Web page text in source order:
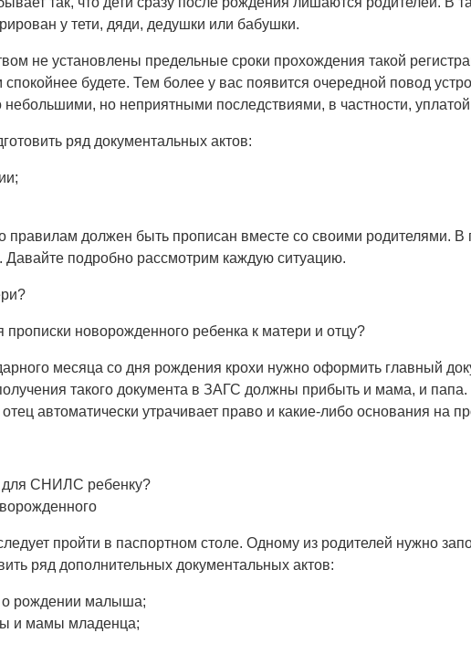
у тети, дяди, дедушки или бабушки.
не установлены предельные сроки прохождения такой
будете. Тем более у вас появится очередной повод
небольшими, но неприятными последствиями, в частности,
ряд документальных актов:
должен быть прописан вместе со своими родителями. В
Давайте подробно рассмотрим каждую ситуацию.
месяца со дня рождения крохи нужно оформить главный
такого документа в ЗАГС должны прибыть и мама, и
отец автоматически утрачивает право и какие-либо основания на
для СНИЛС ребенку?
пройти в паспортном столе. Одному из родителей нужно
ряд дополнительных документальных актов:
о рождении малыша;
и мамы младенца;